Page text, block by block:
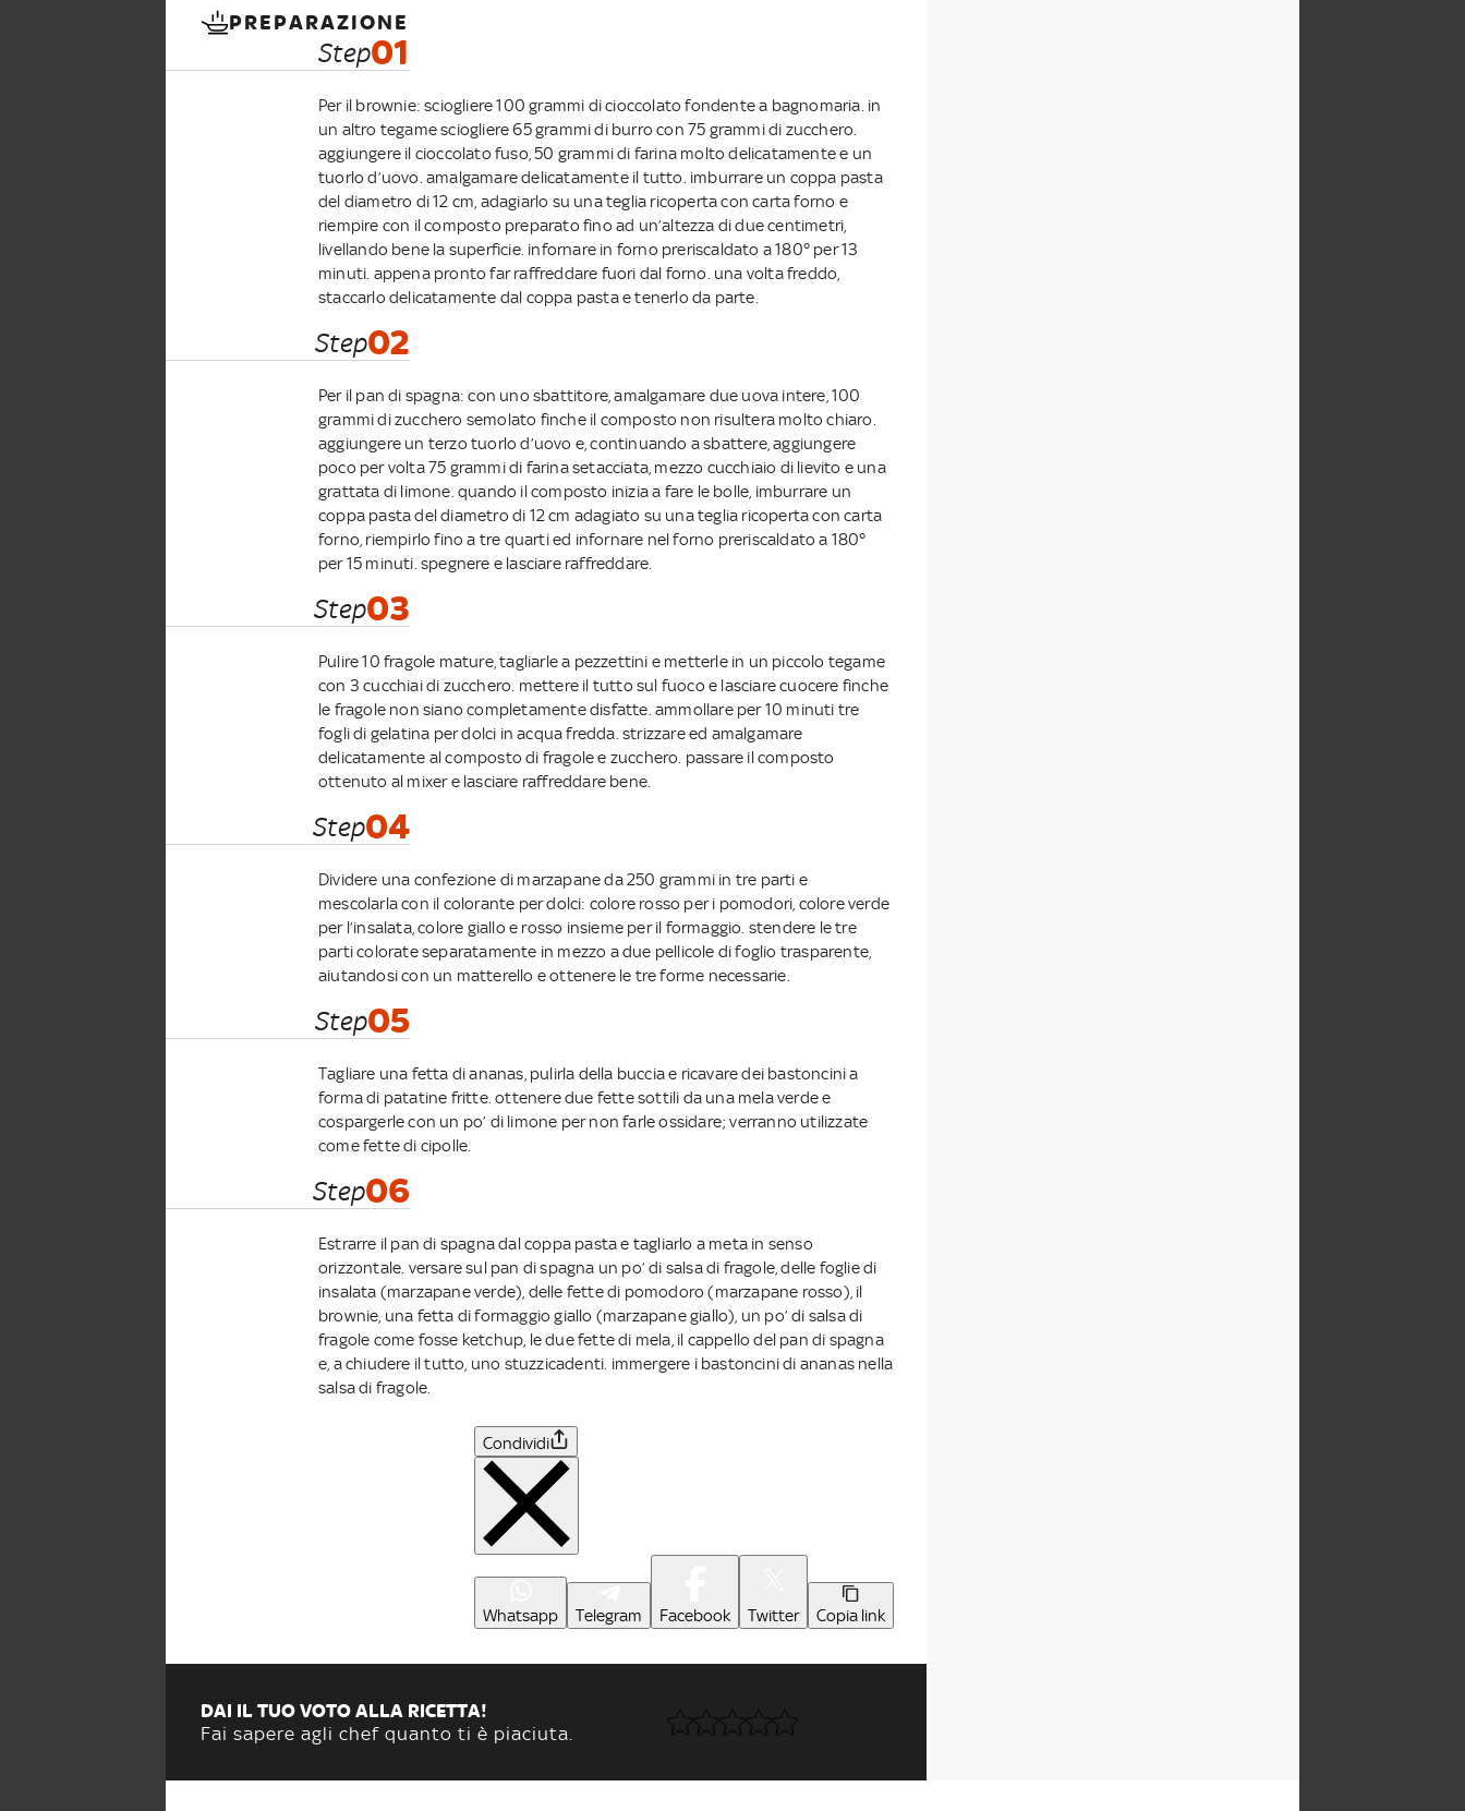
PREPARAZIONE
Step01
Per il brownie: sciogliere 100 grammi di cioccolato fondente a bagnomaria. in
un altro tegame sciogliere 65 grammi di burro con 75 grammi di zucchero.
aggiungere il cioccolato fuso, 50 grammi di farina molto delicatamente e un
tuorlo d’uovo. amalgamare delicatamente il tutto. imburrare un coppa pasta
del diametro di 12 cm, adagiarlo su una teglia ricoperta con carta forno e
riempire con il composto preparato fino ad un’altezza di due centimetri,
livellando bene la superficie. infornare in forno preriscaldato a 180° per 13
minuti. appena pronto far raffreddare fuori dal forno. una volta freddo,
staccarlo delicatamente dal coppa pasta e tenerlo da parte.
Step02
Per il pan di spagna: con uno sbattitore, amalgamare due uova intere, 100
grammi di zucchero semolato finche il composto non risultera molto chiaro.
aggiungere un terzo tuorlo d’uovo e, continuando a sbattere, aggiungere
poco per volta 75 grammi di farina setacciata, mezzo cucchiaio di lievito e una
grattata di limone. quando il composto inizia a fare le bolle, imburrare un
coppa pasta del diametro di 12 cm adagiato su una teglia ricoperta con carta
forno, riempirlo fino a tre quarti ed infornare nel forno preriscaldato a 180°
per 15 minuti. spegnere e lasciare raffreddare.
Step03
Pulire 10 fragole mature, tagliarle a pezzettini e metterle in un piccolo tegame
con 3 cucchiai di zucchero. mettere il tutto sul fuoco e lasciare cuocere finche
le fragole non siano completamente disfatte. ammollare per 10 minuti tre
fogli di gelatina per dolci in acqua fredda. strizzare ed amalgamare
delicatamente al composto di fragole e zucchero. passare il composto
ottenuto al mixer e lasciare raffreddare bene.
Step04
Dividere una confezione di marzapane da 250 grammi in tre parti e
mescolarla con il colorante per dolci: colore rosso per i pomodori, colore verde
per l’insalata, colore giallo e rosso insieme per il formaggio. stendere le tre
parti colorate separatamente in mezzo a due pellicole di foglio trasparente,
aiutandosi con un matterello e ottenere le tre forme necessarie.
Step05
Tagliare una fetta di ananas, pulirla della buccia e ricavare dei bastoncini a
forma di patatine fritte. ottenere due fette sottili da una mela verde e
cospargerle con un po’ di limone per non farle ossidare; verranno utilizzate
come fette di cipolle.
Step06
Estrarre il pan di spagna dal coppa pasta e tagliarlo a meta in senso
orizzontale. versare sul pan di spagna un po’ di salsa di fragole, delle foglie di
insalata (marzapane verde), delle fette di pomodoro (marzapane rosso), il
brownie, una fetta di formaggio giallo (marzapane giallo), un po’ di salsa di
fragole come fosse ketchup, le due fette di mela, il cappello del pan di spagna
e, a chiudere il tutto, uno stuzzicadenti. immergere i bastoncini di ananas nella
salsa di fragole.
Condividi
Whatsapp Telegram Facebook Twitter Copia link
DAI IL TUO VOTO ALLA RICETTA!
Fai sapere agli chef quanto ti è piaciuta.